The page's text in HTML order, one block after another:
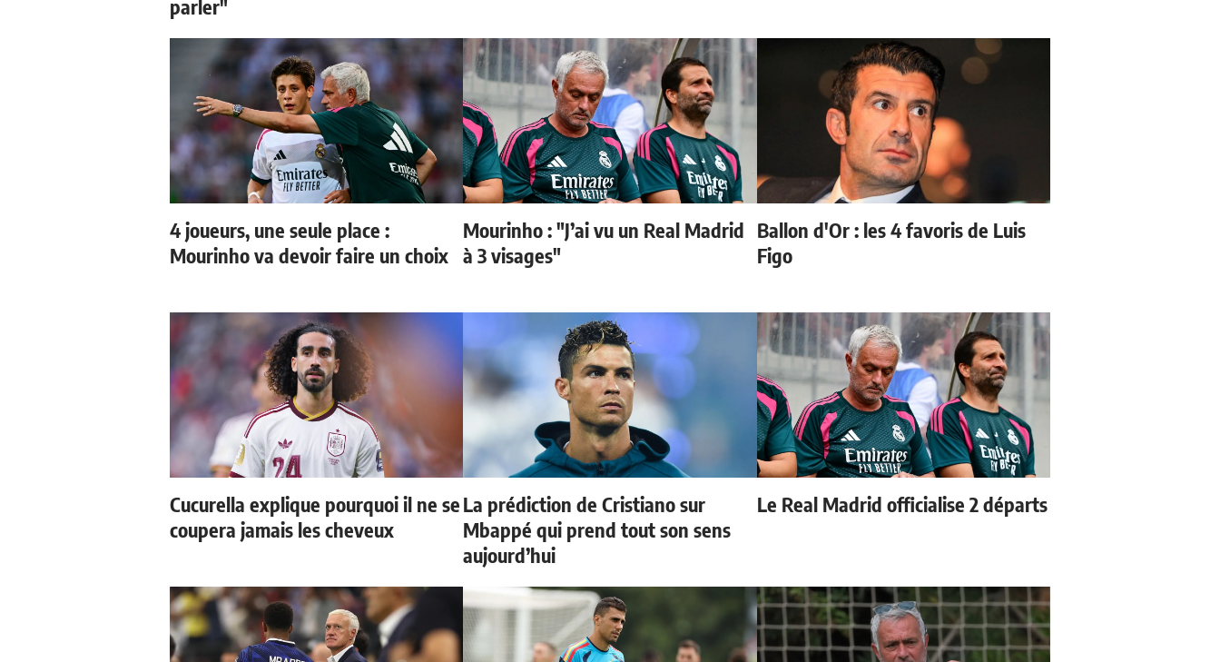
parler"
4 joueurs, une seule place :
Mourinho va devoir faire un choix
Mourinho : "J’ai vu un Real Madrid
à 3 visages"
Ballon d'Or : les 4 favoris de Luis
Figo
Cucurella explique pourquoi il ne se
coupera jamais les cheveux
La prédiction de Cristiano sur
Mbappé qui prend tout son sens
aujourd’hui
Le Real Madrid officialise 2 départs